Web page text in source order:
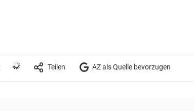
Teilen AZ als Quelle bevorzugen